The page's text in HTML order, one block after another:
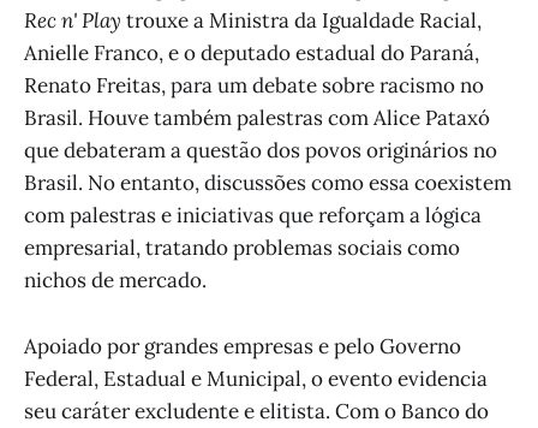
Rec n' Play trouxe a Ministra da Igualdade Racial,
Anielle Franco, e o deputado estadual do Paraná,
Renato Freitas, para um debate sobre racismo no
Brasil. Houve também palestras com Alice Pataxó
que debateram a questão dos povos originários no
Brasil. No entanto, discussões como essa coexistem
com palestras e iniciativas que reforçam a lógica
empresarial, tratando problemas sociais como
nichos de mercado.
Apoiado por grandes empresas e pelo Governo
Federal, Estadual e Municipal, o evento evidencia
seu caráter excludente e elitista. Com o Banco do